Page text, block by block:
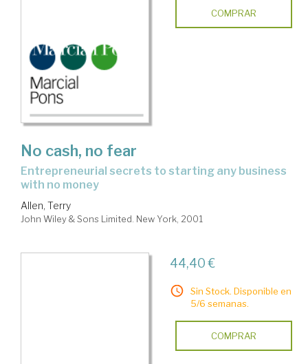
COMPRAR
No cash, no fear
entrepreneurial secrets to starting any business
with no money
Allen, Terry
John Wiley & Sons Limited. New York, 2001
44,40 €
Sin Stock. Disponible en
5/6 semanas.
COMPRAR